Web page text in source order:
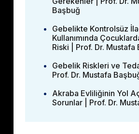
Başbuğ
Gebelikte Kontrolsüz
Kullanımında
Riski | Prof. Dr. Mustafa
Gebelik Riskleri ve
Prof. Dr. Mustafa
Akraba Evliliğinin Yol
Sorunlar | Prof. Dr.